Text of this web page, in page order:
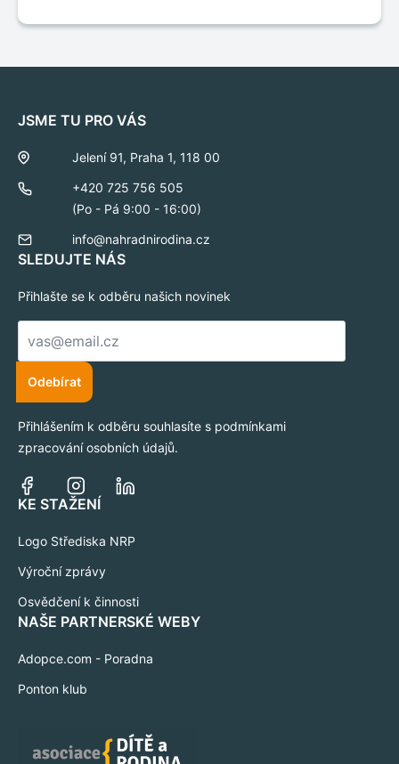
JSME TU PRO VÁS
Jelení 91, Praha 1, 118 00
+420 725 756 505
(Po - Pá 9:00 - 16:00)
info@nahradnirodina.cz
SLEDUJTE NÁS
Přihlašte se k odběru našich novinek
E-
mail
Odebírat
Přihlášením k odběru souhlasíte s podmínkami
zpracování osobních údajů.
KE STAŽENÍ
Logo Střediska NRP
Výroční zprávy
Osvědčení k činnosti
NAŠE PARTNERSKÉ WEBY
Adopce.com - Poradna
Ponton klub